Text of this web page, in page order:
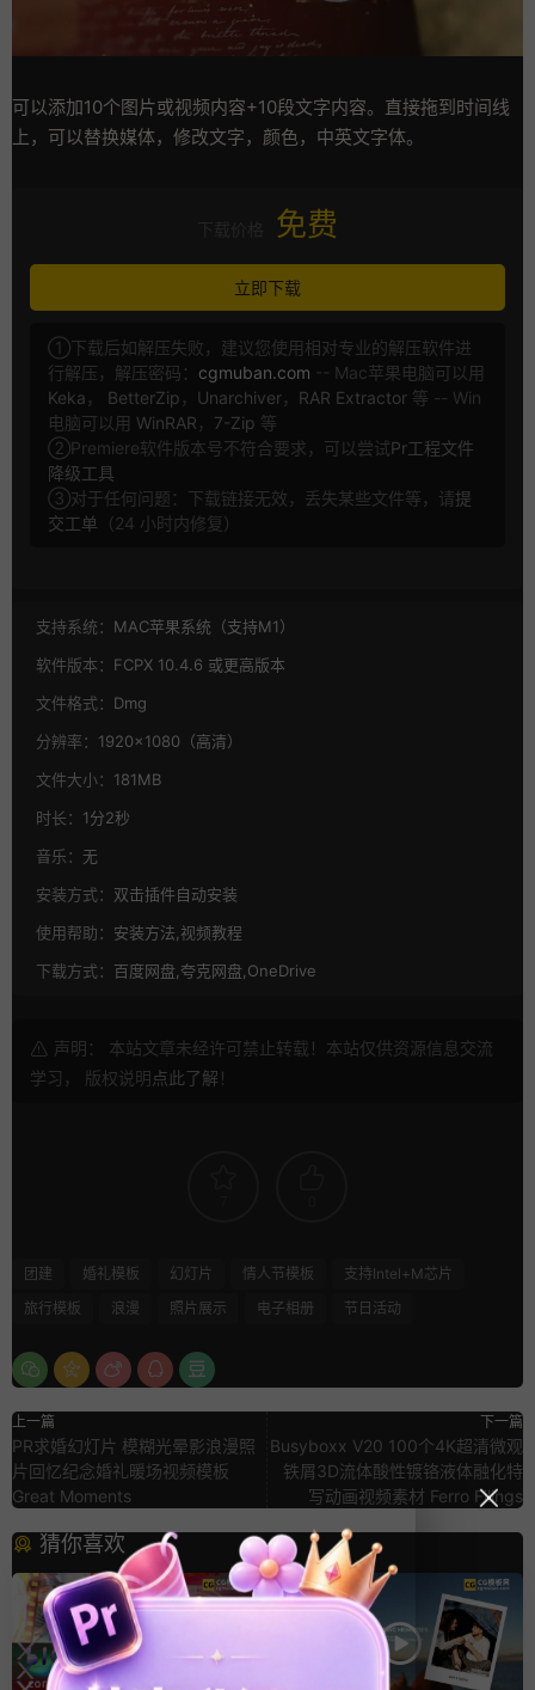
可以添加10个图片或视频内容+10段文字内容。直接拖到时间线
上，可以替换媒体，修改文字，颜色，中英文字体。
免费
立即下载
①下载后如解压失败，建议您使用相对专业的解压软件进
行解压，解压密码： cgmuban.com -- Mac苹果电脑可以用
Keka ， BetterZip ， Unarchiver， RAR Extractor 等 -- Win
电脑可以用 WinRAR ， 7-Zip 等
②Premiere软件版本号不符合要求，可以尝试Pr工程文件
降级工具
③对于任何问题：下载链接无效，丢失某些文件等，请提
交工单 （24 小时内修复）
支持系统： MAC苹果系统（支持M1）
软件版本： FCPX 10.4.6 或更高版本
文件格式： Dmg
分辨率： 1920×1080（高清）
文件大小： 181MB
时长： 1分2秒
音乐： 无
安装方式： 双击插件自动安装
使用帮助： 安装方法,视频教程
下载方式： 百度网盘,夸克网盘,OneDrive
声明： 本站文章未经许可禁止转载！本站仅供资源信息交流
学习， 版权说明点此了解 ！
团建 婚礼模板 幻灯片 情人节模板
支持Intel+M芯片
旅行模板
浪漫 照片展示 电子相册 节日活动
上一篇
PR求婚幻灯片 模糊光晕影浪漫照
片回忆纪念婚礼暖场视频模板
Great Moments
下一篇
Busyboxx V20 100个4K超清微观
铁屑3D流体酸性镀铬液体融化特
写动画视频素材 Ferro Filings
猜你喜欢